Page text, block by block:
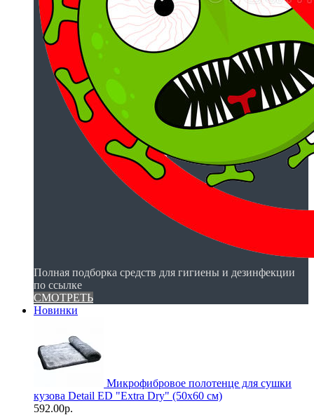
Полная подборка средств для гигиены и дезинфекции
по ссылке
СМОТРЕТЬ
Новинки
Микрофибровое полотенце для сушки
кузова Detail ED "Extra Dry" (50х60 см)
592.00р.